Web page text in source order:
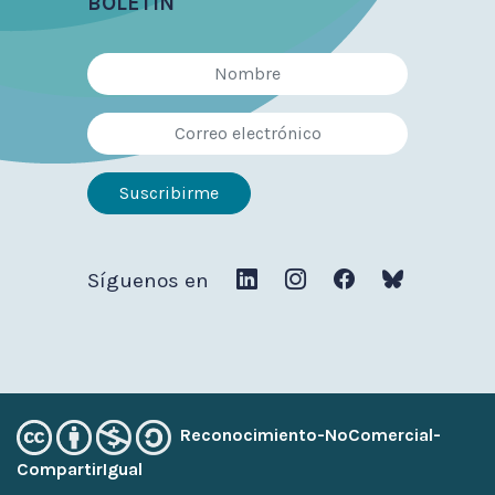
Síguenos en
Reconocimiento-NoComercial-
CompartirIgual